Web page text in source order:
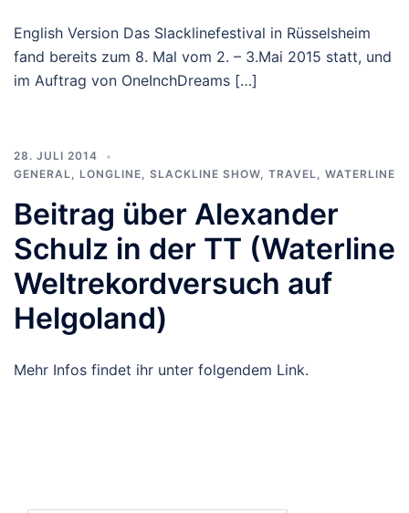
English Version Das Slacklinefestival in Rüsselsheim
fand bereits zum 8. Mal vom 2. – 3.Mai 2015 statt, und
im Auftrag von OneInchDreams […]
28. JULI 2014
GENERAL, LONGLINE, SLACKLINE SHOW, TRAVEL, WATERLINE
Beitrag über Alexander
Schulz in der TT (Waterline
Weltrekordversuch auf
Helgoland)
Mehr Infos findet ihr unter folgendem Link.